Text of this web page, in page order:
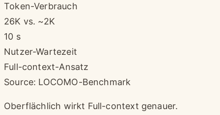
Token-Verbrauch
26K vs. ~2K
10 s
Nutzer-Wartezeit
Full-context-Ansatz
Source: LOCOMO-Benchmark
Oberflächlich wirkt Full-context genauer.